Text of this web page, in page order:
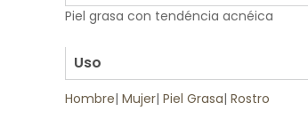
Piel grasa con tendéncia acnéica
Uso
Hombre| Mujer| Piel Grasa| Rostro